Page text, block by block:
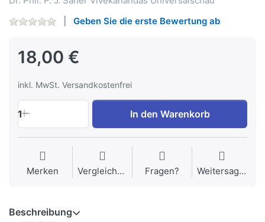
Geben Sie die erste Bewertung ab
18,00 €
inkl. MwSt. Versandkostenfrei
1 In den Warenkorb
Merken Vergleichen Fragen? Weitersagen
Beschreibung